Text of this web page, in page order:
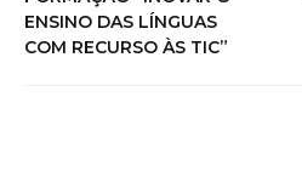
ENSINO DAS LÍNGUAS
COM RECURSO ÀS TIC”